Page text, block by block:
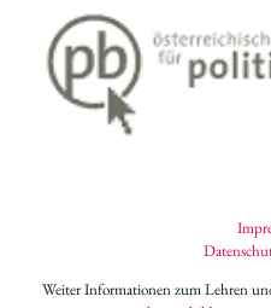
Weiter Informationen zum Lehren